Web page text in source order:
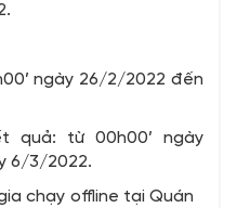
ngày 26/2/2022 đến
quả: từ 00h00’ ngày
6/3/2022.
chạy offline tại Quán